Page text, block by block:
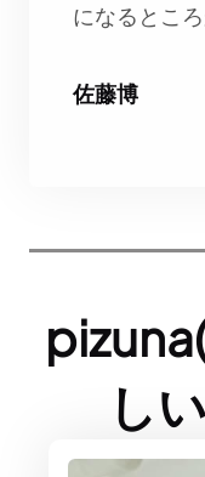
になるとこ
佐藤博
し